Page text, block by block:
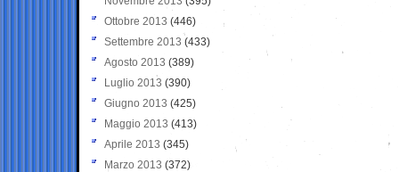
Ottobre 2013 (446)
Settembre 2013 (433)
Agosto 2013 (389)
Luglio 2013 (390)
Giugno 2013 (425)
Maggio 2013 (413)
Aprile 2013 (345)
Marzo 2013 (372)